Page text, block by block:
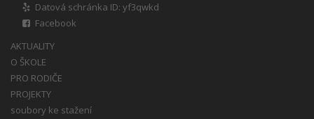
Datová schránka ID: yf3qwkd
Facebook
AKTUALITY
O ŠKOLE
PRO RODIČE
PROJEKTY
soubory ke stažení